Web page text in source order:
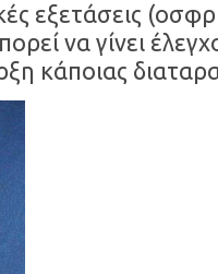
εξετάσεις
να γίνει
κάποιας